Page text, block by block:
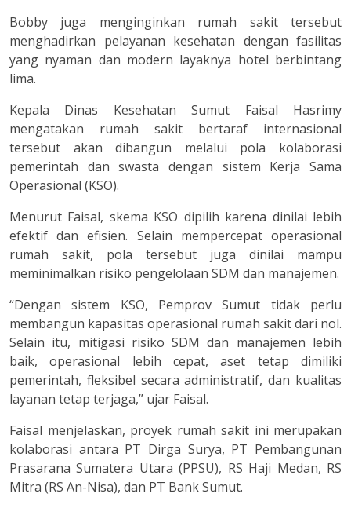
Bobby juga menginginkan rumah sakit tersebut
menghadirkan pelayanan kesehatan dengan fasilitas
yang nyaman dan modern layaknya hotel berbintang
lima.
Kepala Dinas Kesehatan Sumut Faisal Hasrimy
mengatakan rumah sakit bertaraf internasional
tersebut akan dibangun melalui pola kolaborasi
pemerintah dan swasta dengan sistem Kerja Sama
Operasional (KSO).
Menurut Faisal, skema KSO dipilih karena dinilai lebih
efektif dan efisien. Selain mempercepat operasional
rumah sakit, pola tersebut juga dinilai mampu
meminimalkan risiko pengelolaan SDM dan manajemen.
“Dengan sistem KSO, Pemprov Sumut tidak perlu
membangun kapasitas operasional rumah sakit dari nol.
Selain itu, mitigasi risiko SDM dan manajemen lebih
baik, operasional lebih cepat, aset tetap dimiliki
pemerintah, fleksibel secara administratif, dan kualitas
layanan tetap terjaga,” ujar Faisal.
Faisal menjelaskan, proyek rumah sakit ini merupakan
kolaborasi antara PT Dirga Surya, PT Pembangunan
Prasarana Sumatera Utara (PPSU), RS Haji Medan, RS
Mitra (RS An-Nisa), dan PT Bank Sumut.